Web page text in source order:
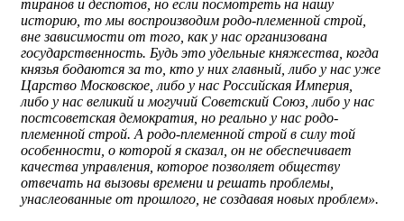
тиранов и деспотов, но если посмотреть на нашу
историю, то мы воспроизводим родо-племенной строй,
вне зависимости от того, как у нас организована
государственность. Будь это удельные княжества, когда
князья бодаются за то, кто у них главный, либо у нас уже
Царство Московское, либо у нас Российская Империя,
либо у нас великий и могучий Советский Союз, либо у нас
постсоветская демократия, но реально у нас родо-
племенной строй. А родо-племенной строй в силу той
особенности, о которой я сказал, он не обеспечивает
качества управления, которое позволяет обществу
отвечать на вызовы времени и решать проблемы,
унаслеованные от прошлого, не создавая новых проблем».